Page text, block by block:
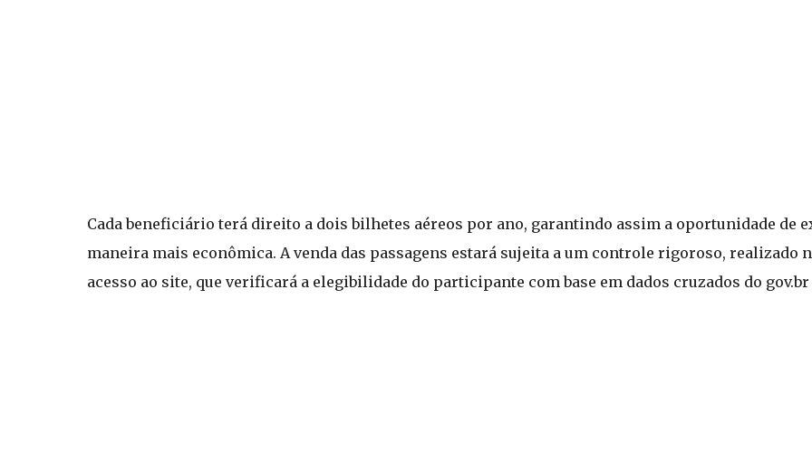
Cada beneficiário terá direito a dois bilhetes aéreos por ano, garantindo assim a oportunidade de
maneira mais econômica. A venda das passagens estará sujeita a um controle rigoroso, realizado
acesso ao site, que verificará a elegibilidade do participante com base em dados cruzados do